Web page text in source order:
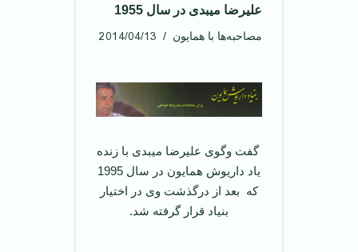
علیرضا میبدی در سال 1955
مصاحبه‌ها با همایون 2014/04/13
گفت وگوی علیرضا میبدی با زنده
یاد داریوش همایون در سال 1995
که بعد از درگذشت وی در اختیار
بنیاد قرار گرفته شد.